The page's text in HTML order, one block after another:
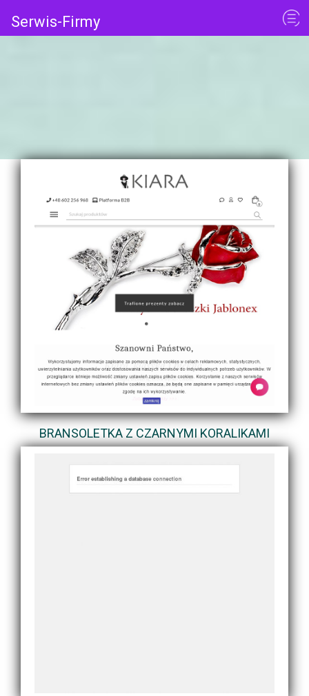
Serwis-Firmy
BRANSOLETKA Z CZARNYMI KORALIKAMI